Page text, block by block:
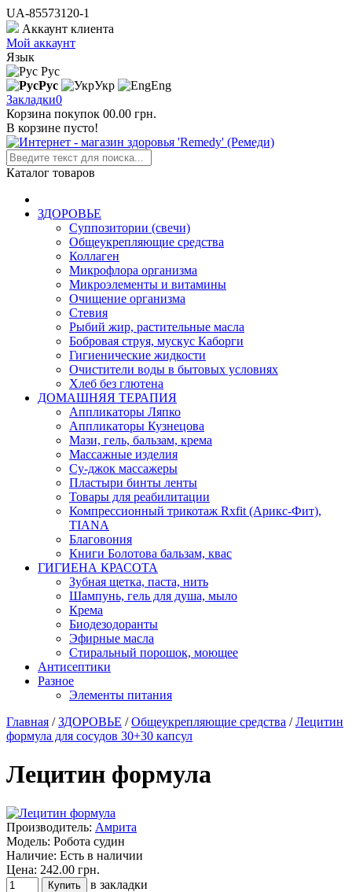
UA-85573120-1
Аккаунт клиента
Мой аккаунт
Язык
Рус
Рус
Укр
Eng
Закладки0
Корзина покупок 00.00 грн.
В корзине пусто!
Каталог товаров
ЗДОРОВЬЕ
Суппозитории (свечи)
Общеукрепляющие средства
Коллаген
Микрофлора организма
Микроэлементы и витамины
Очищение организма
Стевия
Рыбий жир, растительные масла
Бобровая струя, мускус Каборги
Гигиенические жидкости
Очистители воды в бытовых условиях
Хлеб без глютена
ДОМАШНЯЯ ТЕРАПИЯ
Аппликаторы Ляпко
Аппликаторы Кузнецова
Мази, гель, бальзам, крема
Массажные изделия
Су-джок массажеры
Пластыри бинты ленты
Товары для реабилитации
Компрессионный трикотаж Rxfit (Арикс-Фит),
TIANA
Благовония
Книги Болотова бальзам, квас
ГИГИЕНА КРАСОТА
Зубная щетка, паста, нить
Шампунь, гель для душа, мыло
Крема
Биодезодоранты
Эфирные масла
Стиральный порошок, моющее
Антисептики
Разное
Элементы питания
Главная /ЗДОРОВЬЕ /Общеукрепляющие средства /Лецитин
формула для сосудов 30+30 капсул
Лецитин формула
Производитель: Амрита
Модель: Робота судин
Наличие: Есть в наличии
Цена: 242.00 грн.
в закладки